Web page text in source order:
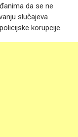
da se ne
slučajeva
korupcije.